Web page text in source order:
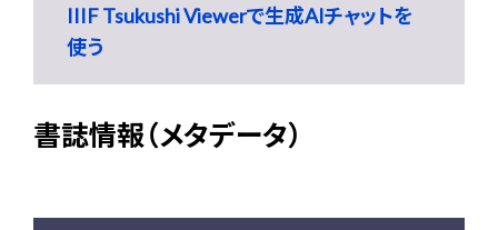
IIIF Tsukushi Viewerで生成AIチャットを
使う
書誌情報（メタデータ）